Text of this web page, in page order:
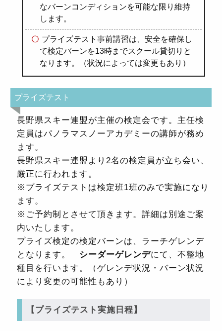
なバーンコンディションを可能な限り維持
します。
プライズテスト事前講習は、安全を確保し
て検定バーンを13時までスクール貸切りと
なります。（状況によっては変更もあり）
プライズテスト
長野県スキー連盟が主催の検定会です。主任検
定員はパノラマスノーアカデミーの講師が務め
ます。
長野県スキー連盟より2名の検定員が立ち会い、
厳正に行われます。
※プライズテストは検定班1班のみで実施になり
ます。
※ご予約制とさせて頂きます。詳細は別途ご案
内いたします。
プライズ検定の検定バーンは、ラーチゲレンデ
となります。 シーダーゲレンデにて、不整地
種目を行います。（ゲレンデ状況・バーン状況
により変更の可能性もあり）
【プライズテスト実施日程】